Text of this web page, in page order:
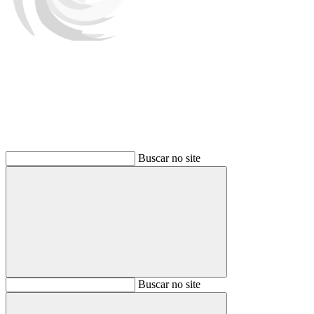
Buscar no site
BuscarBuscar no site